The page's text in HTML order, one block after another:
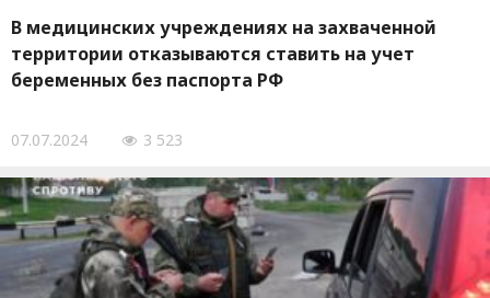
В медицинских учреждениях на захваченной
территории отказываются ставить на учет
беременных без паспорта РФ
07.07.2024 3 523